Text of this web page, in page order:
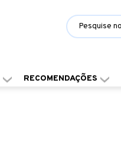
RECOMENDAÇÕES